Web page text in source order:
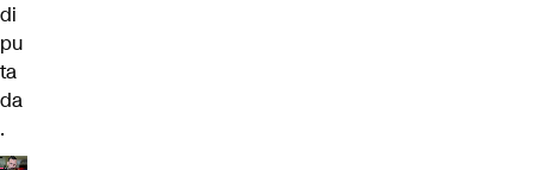
di
pu
ta
da
.